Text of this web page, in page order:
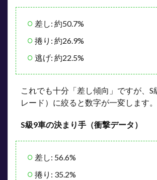
差し: 約50.7%
捲り: 約26.9%
逃げ: 約22.5%
これでも十分「差し傾向」ですが、S
レード）に絞ると数字が一変します。
S級9車の決まり手（衝撃データ）
差し: 56.6%
捲り: 35.2%